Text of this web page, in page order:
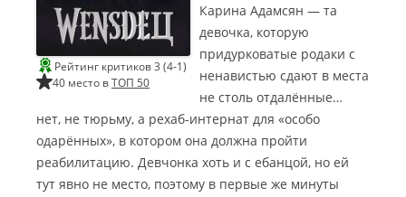
Рейтинг критиков 3 (4-1)
40 место вТОП 50
Карина Адамсян — та
девочка, которую
придурковатые родаки с
ненавистью сдают в места
не столь отдалённые…
нет, не тюрьму, а рехаб-интернат для «особо
одарённых», в котором она должна пройти
реабилитацию. Девчонка хоть и с ебанцой, но ей
тут явно не место, поэтому в первые же минуты